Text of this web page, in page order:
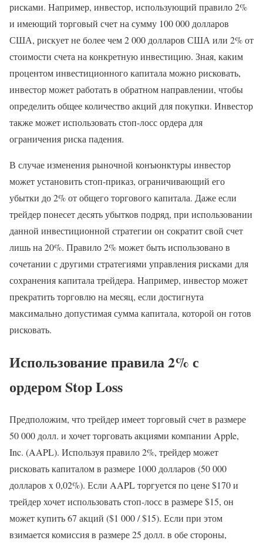
рисками. Например, инвестор, использующий правило 2%
и имеющий торговый счет на сумму 100 000 долларов
США, рискует не более чем 2 000 долларов США или 2% от
стоимости счета на конкретную инвестицию. Зная, каким
процентом инвестиционного капитала можно рисковать,
инвестор может работать в обратном направлении, чтобы
определить общее количество акций для покупки. Инвестор
также может использовать стоп-лосс ордера для
ограничения риска падения.
В случае изменения рыночной конъюнктуры инвестор
может установить стоп-приказ, ограничивающий его
убытки до 2% от общего торгового капитала. Даже если
трейдер понесет десять убытков подряд, при использовании
данной инвестиционной стратегии он сократит свой счет
лишь на 20%. Правило 2% может быть использовано в
сочетании с другими стратегиями управления рисками для
сохранения капитала трейдера. Например, инвестор может
прекратить торговлю на месяц, если достигнута
максимально допустимая сумма капитала, которой он готов
рисковать.
Использование правила 2% с
ордером Stop Loss
Предположим, что трейдер имеет торговый счет в размере
50 000 долл. и хочет торговать акциями компании Apple,
Inc. (AAPL). Используя правило 2%, трейдер может
рисковать капиталом в размере 1000 долларов (50 000
долларов x 0,02%). Если AAPL торгуется по цене $170 и
трейдер хочет использовать стоп-лосс в размере $15, он
может купить 67 акций ($1 000 / $15). Если при этом
взимается комиссия в размере 25 долл. в обе стороны,